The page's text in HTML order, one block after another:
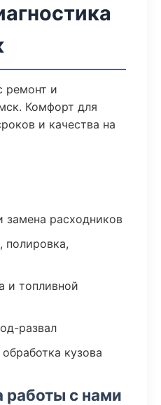
ремонт и
Комфорт для
и качества на
замена расходников
полировка,
и топливной
развал
кузова
с нами